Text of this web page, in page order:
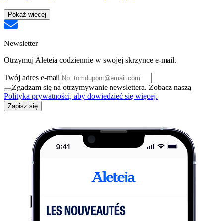
Pokaż więcej
Newsletter
Otrzymuj Aleteia codziennie w swojej skrzynce e-mail.
Twój adres e-mail
Zgadzam się na otrzymywanie newslettera. Zobacz naszą
Polityka prywatności, aby dowiedzieć się więcej.
Zapisz się